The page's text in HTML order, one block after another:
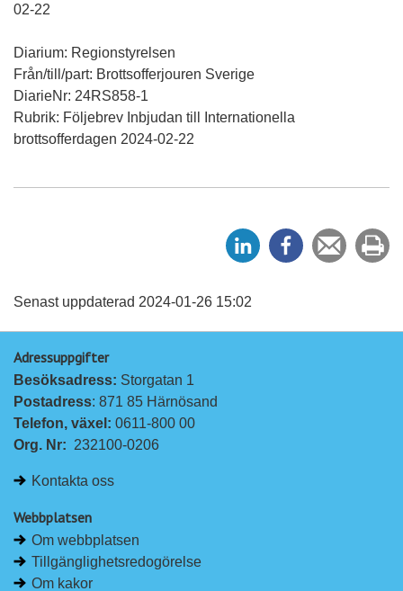
02-22
Diarium: Regionstyrelsen
Från/till/part: Brottsofferjouren Sverige
DiarieNr: 24RS858-1
Rubrik: Följebrev Inbjudan till Internationella
brottsofferdagen 2024-02-22
e
e
Tipsa
en
ut
Senast uppdaterad 2024-01-26 15:02
Adressuppgifter
Besöksadress: Storgatan 1
Postadress: 871 85 Härnösand
Telefon, växel: 0611-800 00
Org. Nr: 232100-0206
Kontakta oss
Webbplatsen
Om webbplatsen
Tillgänglighetsredogörelse
Om kakor